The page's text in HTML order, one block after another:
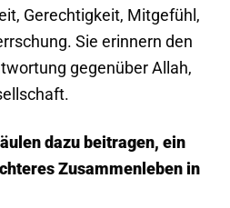
Gerechtigkeit, Mitgefühl,
Sie erinnern den
gegenüber Allah,
dazu beitragen, ein
Zusammenleben in